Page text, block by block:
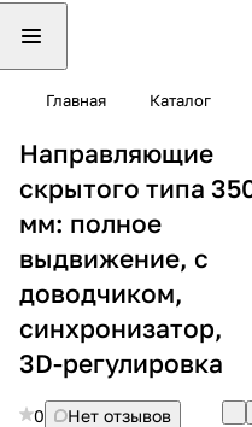
Главная Каталог
Направляющие
скрытого типа
мм: полное
выдвижение, с
доводчиком,
синхронизатор,
3D-регулировка
0
Нет отзывов